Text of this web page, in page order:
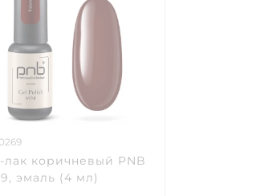
лак коричневый PNB
эмаль (4 мл)